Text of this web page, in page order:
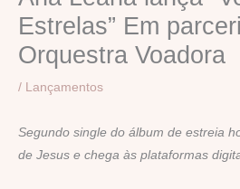
Estrelas” Em
Orquestra Voadora
/ Lançamentos
Segundo single do álbum de estreia
de Jesus e chega às plataformas